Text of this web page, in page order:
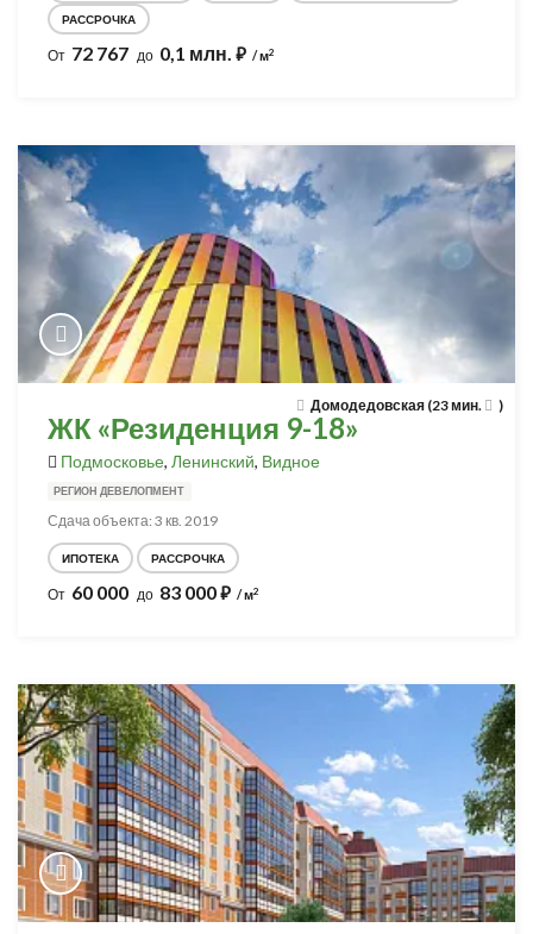
РАССРОЧКА
От 72 767 до 0,1 млн. ⃏ / м2
Домодедовская (23 мин. )
ЖК «Резиденция 9-18»
Подмосковье, Ленинский, Видное
РЕГИОН ДЕВЕЛОПМЕНТ
Сдача объекта: 3 кв. 2019
ИПОТЕКА РАССРОЧКА
От 60 000 до 83 000⃏ / м2